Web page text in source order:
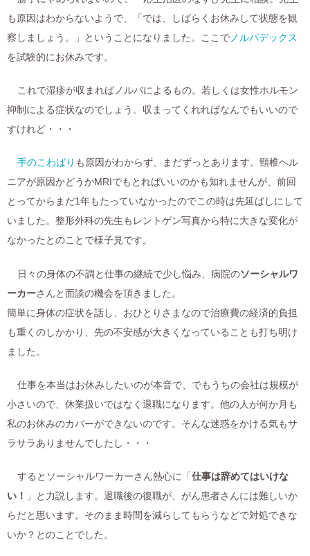
も原因はわからないようで、「では、しばらくお休みして状態を観
察しましょう。」ということになりました。ここで ノルバデックス
を試験的にお休みです。
これで湿疹が収まればノルバによるもの。若しくは女性ホルモン
抑制による症状なのでしょう。収まってくれればなんでもいいので
すけれど・・・
手のこわばり も原因がわからず、まだずっとあります。頸椎ヘル
ニアが原因かどうかMRIでもとればいいのかも知れませんが、前回
とってからまだ1年もたっていなかったのでこの時は先延ばしにして
いました。整形外科の先生もレントゲン写真から特に大きな変化が
なかったとのことで様子見です。
日々の身体の不調と仕事の継続で少し悩み、病院のソーシャルワ
ーカーさんと面談の機会を頂きました。
簡単に身体の症状を話し、おひとりさまなので治療費の経済的負担
も重くのしかかり、先の不安感が大きくなっていることも打ち明け
ました。
仕事を本当はお休みしたいのが本音で、でもうちの会社は規模が
小さいので、休業扱いではなく退職になります。他の人が何か月も
私のお休みのカバーができないのです。そんな迷惑をかける気もサ
ラサラありませんでしたし・・・
するとソーシャルワーカーさん熱心に「 仕事は辞めてはいけな
い！
」と力説します。退職後の復職が、がん患者さんには難しいか
らだと思います。そのまま時間を減らしてもらうなどで対処できな
いか？とのことでした。